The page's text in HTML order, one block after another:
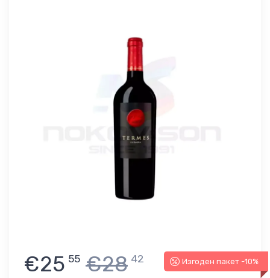
Изгоден пакет -10%
€25 55 €28 42